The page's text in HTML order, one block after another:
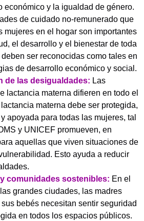
económico y la igualdad de género.
de cuidado no-remunerado que
mujeres en el hogar son importantes
el desarrollo y el bienestar de toda
deben ser reconocidas como tales en
de desarrollo económico y social.
de las desigualdades: Las
lactancia materna difieren en todo el
materna debe ser protegida,
apoyada para todas las mujeres, tal
y UNICEF promueven, en
aquellas que viven situaciones de
Esto ayuda a reducir
comunidades sostenibles: En el
grandes ciudades, las madres
sus bebés necesitan sentir seguridad
en todos los espacios públicos.